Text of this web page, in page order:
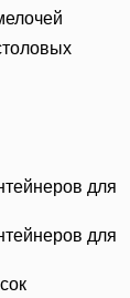
для
для